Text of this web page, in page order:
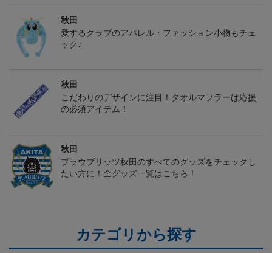
秋田
愛するクラブのアパレル・ファッション小物もチェ
ック♪
秋田
こだわりのデザインに注目！タオルマフラーは応援
の必須アイテム！
秋田
ブラウブリッツ秋田のすべてのグッズをチェックし
たい方に！全グッズ一覧はこちら！
カテゴリから探す